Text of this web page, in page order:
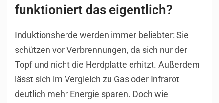
funktioniert das eigentlich?
Induktionsherde werden immer beliebter: Sie
schützen vor Verbrennungen, da sich nur der
Topf und nicht die Herdplatte erhitzt. Außerdem
lässt sich im Vergleich zu Gas oder Infrarot
deutlich mehr Energie sparen. Doch wie